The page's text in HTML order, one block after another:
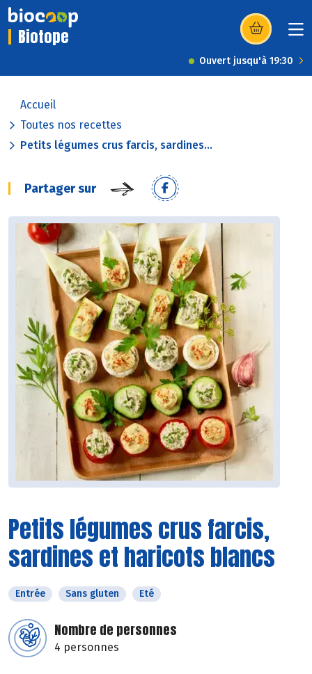
Biotope (s’ouvre dans
Ouvert jusqu'à 19:30
Accueil
Toutes nos recettes
Petits légumes crus farcis, sardines...
Partager sur
Petits légumes crus farcis,
sardines et haricots blancs
Entrée Sans gluten Eté
Nombre de personnes
4 personnes